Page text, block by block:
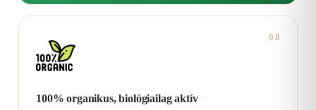
08
100% organikus, biológiailag aktív